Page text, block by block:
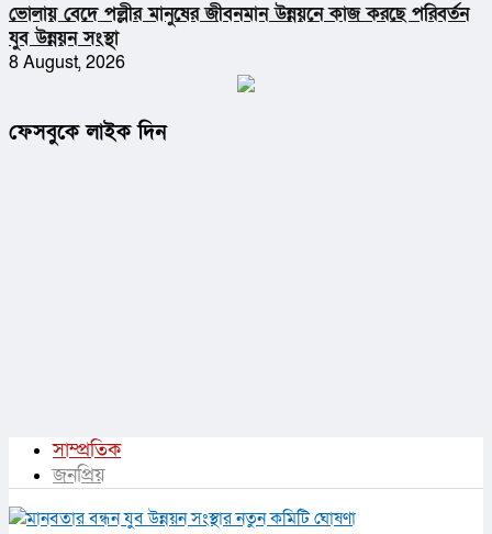
ভোলায় বেদে পল্লীর মানুষের জীবনমান উন্নয়নে কাজ করছে পরিবর্তন
যুব উন্নয়ন সংস্থা
8 August, 2026
ফেসবুকে লাইক দিন
সাম্প্রতিক
জনপ্রিয়